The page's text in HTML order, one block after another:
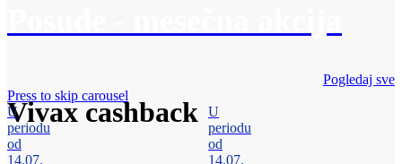
Vivax cashback
Pogledaj sve
Press to skip carousel
U
periodu
od
14.07.
U
periodu
od
14.07.